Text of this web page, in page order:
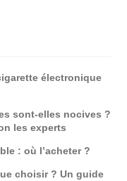
électronique
sont-elles nocives ?
les experts
: où l’acheter ?
choisir ? Un guide